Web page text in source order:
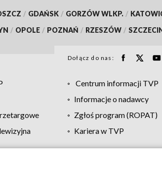
/ GDAŃSK / GORZÓW WLKP. /
/ OPOLE / POZNAŃ / RZESZÓW /
Dołącz do nas:
Centrum informacji TVP
Informacje o nadawcy
Zgłoś program (ROPAT)
Kariera w TVP